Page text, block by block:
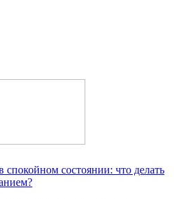
состоянии: что делать